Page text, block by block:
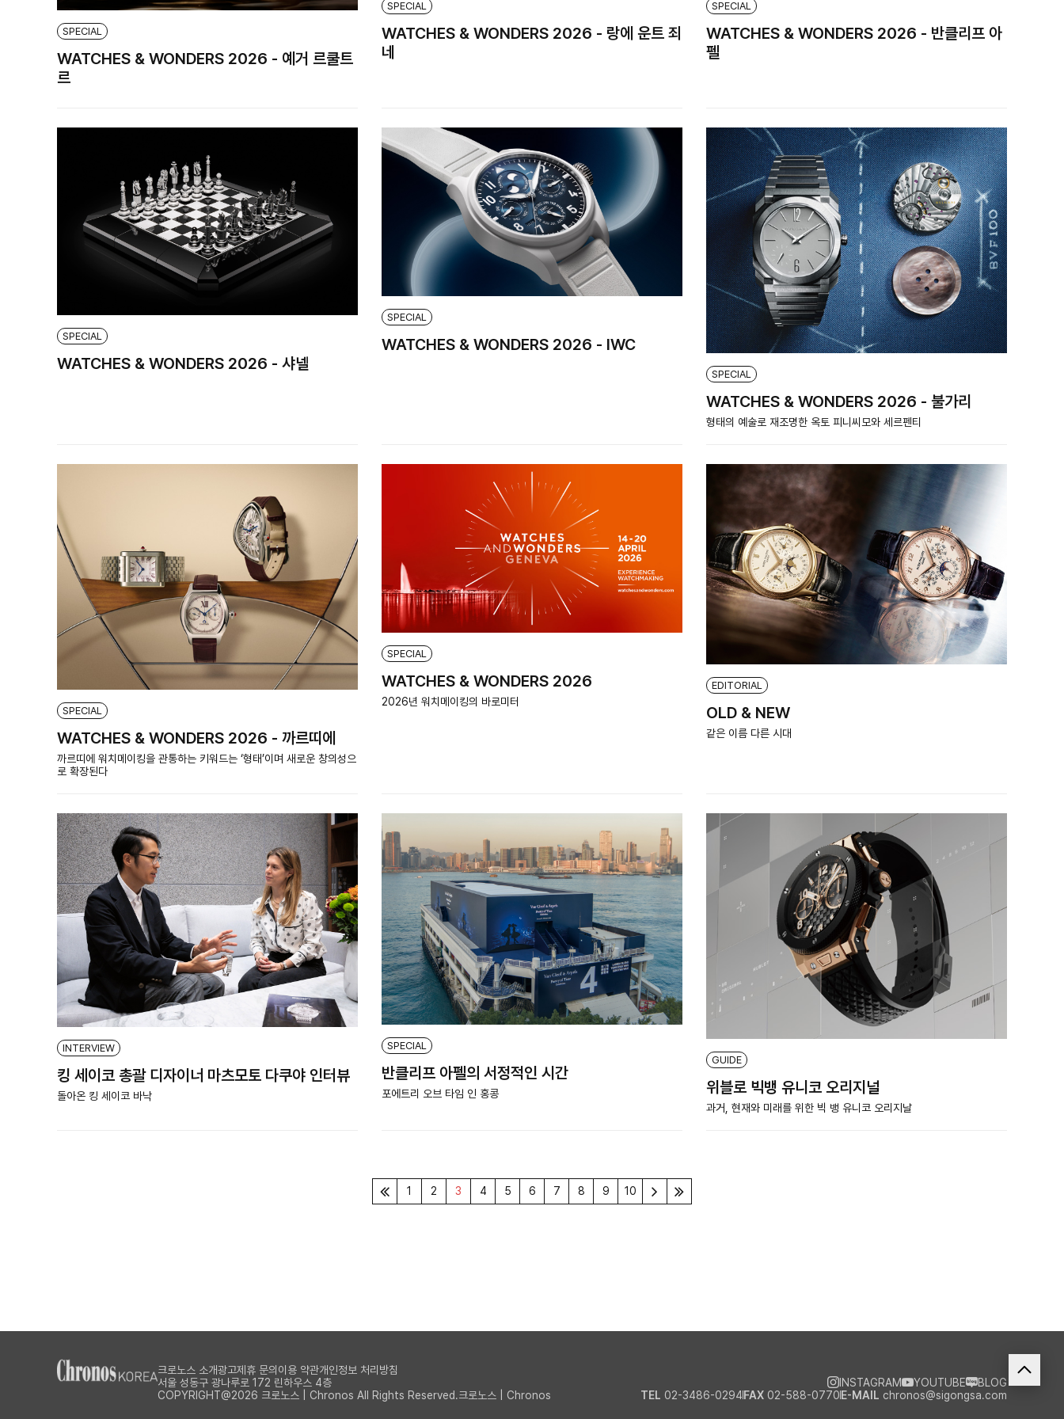
SPECIAL
WATCHES & WONDERS 2026 - 예거 르쿨트
르
SPECIAL
WATCHES & WONDERS 2026 - 랑에 운트 죄
네
SPECIAL
WATCHES & WONDERS 2026 - 반클리프 아
펠
SPECIAL
WATCHES & WONDERS 2026 - 샤넬
SPECIAL
WATCHES & WONDERS 2026 - IWC
SPECIAL
WATCHES & WONDERS 2026 - 불가리
형태의 예술로 재조명한 옥토 피니씨모와 세르펜티
SPECIAL
WATCHES & WONDERS 2026 - 까르띠에
까르띠에 워치메이킹을 관통하는 키워드는 ‘형태’이며 새로운 창의성으
로 확장된다
SPECIAL
WATCHES & WONDERS 2026
2026년 워치메이킹의 바로미터
EDITORIAL
OLD & NEW
같은 이름 다른 시대
INTERVIEW
킹 세이코 총괄 디자이너 마츠모토 다쿠야 인터뷰
돌아온 킹 세이코 바낙
SPECIAL
반클리프 아펠의 서정적인 시간
포에트리 오브 타임 인 홍콩
GUIDE
위블로 빅뱅 유니코 오리지널
과거, 현재와 미래를 위한 빅 뱅 유니코 오리지날
1 2 3 4 5 6 7 8 9 10
크로노스 소개광고제휴 문의 이용 약관개인정보 처리방침
서울 성동구 광나루로 172 린하우스 4층
COPYRIGHT@2026 크로노스 | Chronos All Rights Reserved.크로노스 | Chronos
INSTAGRAM YOUTUBE
BLOG
TEL 02-3486-0294 FAX 02-588-0770 E-MAIL chronos@sigongsa.com